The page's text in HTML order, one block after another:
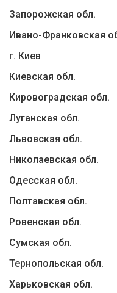
Запорожская обл.
Ивано-Франковская
г. Киев
Киевская обл.
Кировоградская обл.
Луганская обл.
Львовская обл.
Николаевская обл.
Одесская обл.
Полтавская обл.
Ровенская обл.
Сумская обл.
Тернопольская обл.
Харьковская обл.